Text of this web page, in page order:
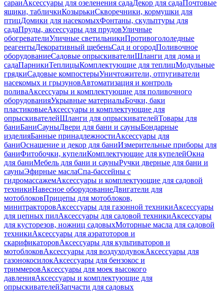
сараиАксессуары для озеленения садаДекор для садаПочтовые
ящики, табличкиКозырькиСкворечники, кормушки для
птицДомики для насекомыхФонтаны, скульптуры для
садаПруды, аксессуары для прудовУличные
обогревателиУличные светильникиПротивогололедные
реагентыДекоративный щебеньСад и огородПоливочное
оборудованиеСадовые опрыскивателиШланги для дома и
садаПарникиТеплицыКомплектующие для теплицМодульные
грядкиСадовые компостерыУничтожители, отпугиватели
насекомых и грызуновАвтоматизация и контроль
поливаАксессуары и комплектующие для поливочного
оборудованияУкрывные материалыБочки, баки
пластиковыеАксессуары и комплектующие для
опрыскивателейШланги для опрыскивателейТовары для
баниБаниСауныДвери для бани и сауныБондарные
изделияБанные принадлежностиАксессуары для
баниОснащение и декор для баниИзмерительные приборы для
баниФитобочки, купелиКомплектующие для купелейОкна
для баниМебель для бани и сауныРучки дверные для бани и
сауныЭфирные маслаСпа-бассейны с
гидромассажемАксессуары и комплектующие для садовой
техникиНавесное оборудованиеДвигатели для
мотоблоковПрицепы для мотоблоков,
минитракторовАксессуары для газонной техникиАксессуары
для цепных пилАксессуары для садовой техникиАксессуары
для кусторезов, ножниц садовыхМоторные масла для садовой
техникиАксессуары для аэратоторов и
скарификаторовАксессуары для культиваторов и
мотоблоковАксессуары для воздуходувокАксессуары для
газонокосилокАксессуары для бензокос и
триммеровАксессуары для моек высокого
давленияАксессуары и комплектующие для
опрыскивателейЗапчасти для садовых